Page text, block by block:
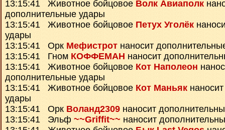
13:15:41 Животное бойцовое Волк Авиаполк
дополнительные удары
13:15:41 Животное бойцовое Петух Уголёк
удары
13:15:41 Орк Мефистрот наносит
13:15:41 Гном КОФФЕМАН наносит
13:15:41 Животное бойцовое Кот Наполеон
дополнительные удары
13:15:41 Животное бойцовое Кот Маньяк
удары
13:15:41 Орк Воланд2309 наносит
13:15:41 Эльф ~~Griffit~~ наносит